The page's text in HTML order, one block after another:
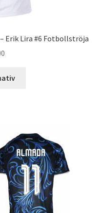
Erik Lira #6 Fotbollströja
varianter.
De
olika
alternativen
kan
väljas
på